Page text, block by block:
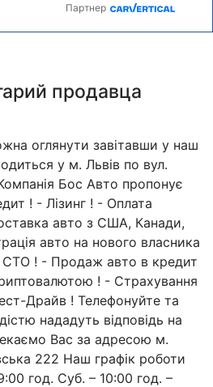
Партнер
продавца
оглянути завітавши у наш
у м. Львів по вул.
Бос Авто пропонує
! - Лізинг ! - Оплата
авто з США, Канади,
авто на нового власника
СТО ! - Продаж авто в кредит
! - Страхування
Драйв ! Телефонуйте та
нададуть відповідь на
Вас за адресою м.
222 Наш графік роботи
год. Суб. – 10:00 год. –